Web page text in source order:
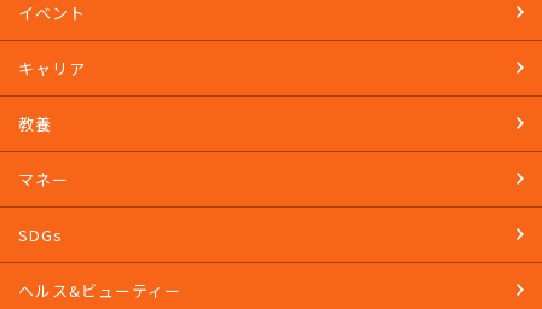
イベント
キャリア
教養
マネー
SDGs
ヘルス&ビューティー